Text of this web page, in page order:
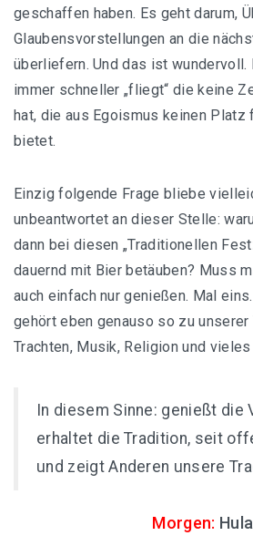
geschaffen haben. Es geht darum,
Glaubensvorstellungen an die
überliefern. Und das ist wundervoll.
immer schneller „fliegt“ die keine
hat, die aus Egoismus keinen Platz
bietet.
Einzig folgende Frage bliebe
unbeantwortet an dieser Stelle:
dann bei diesen „Traditionellen
dauernd mit Bier betäuben? Muss
auch einfach nur genießen. Mal
gehört eben genauso so zu
Trachten, Musik, Religion und
In diesem Sinne: genießt die
erhaltet die Tradition, seit
und zeigt Anderen unsere
Morgen: